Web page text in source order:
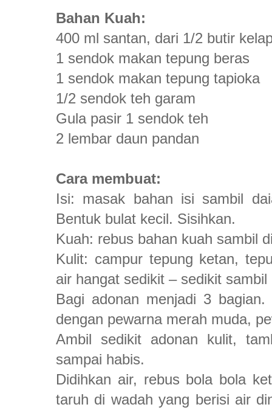
Bahan Kuah:
400 ml santan, dari 1/2 butir
1 sendok makan tepung beras
1 sendok makan tepung tapioka
1/2 sendok teh garam
Gula pasir 1 sendok teh
2 lembar daun pandan
Cara membuat:
Isi: masak bahan isi sambil
Bentuk bulat kecil. Sisihkan.
Kuah: rebus bahan kuah sambil
Kulit: campur tepung ketan,
air hangat sedikit – sedikit
Bagi adonan menjadi 3 bagian.
dengan pewarna merah muda,
Ambil sedikit adonan kulit,
sampai habis.
Didihkan air, rebus bola bola
taruh di wadah yang berisi air